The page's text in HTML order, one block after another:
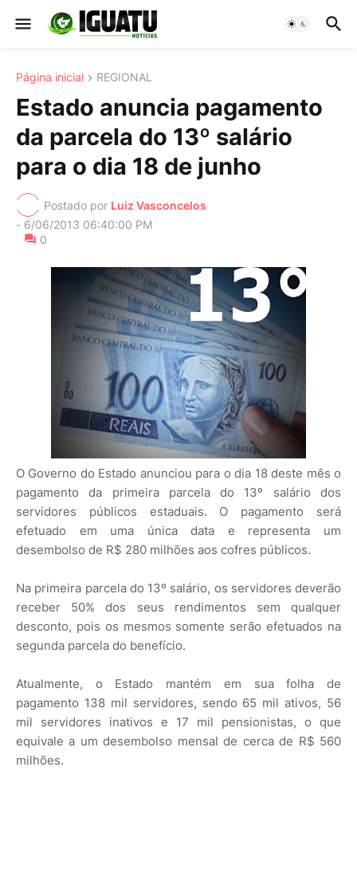
Página inicial REGIONAL
Estado anuncia pagamento
da parcela do 13º salário
para o dia 18 de junho
Postado por Luiz Vasconcelos
- 6/06/2013 06:40:00 PM
0
O Governo do Estado anunciou para o dia 18 deste mês o
pagamento da primeira parcela do 13º salário dos
servidores públicos estaduais. O pagamento será
efetuado em uma única data e representa um
desembolso de R$ 280 milhões aos cofres públicos.
Na primeira parcela do 13º salário, os servidores deverão
receber 50% dos seus rendimentos sem qualquer
desconto, pois os mesmos somente serão efetuados na
segunda parcela do benefício.
Atualmente, o Estado mantém em sua folha de
pagamento 138 mil servidores, sendo 65 mil ativos, 56
mil servidores inativos e 17 mil pensionistas, o que
equivale a um desembolso mensal de cerca de R$ 560
milhões.